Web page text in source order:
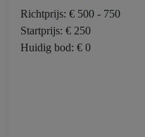
Richtprijs: € 500 - 750
Startprijs: € 250
Huidig bod: € 0